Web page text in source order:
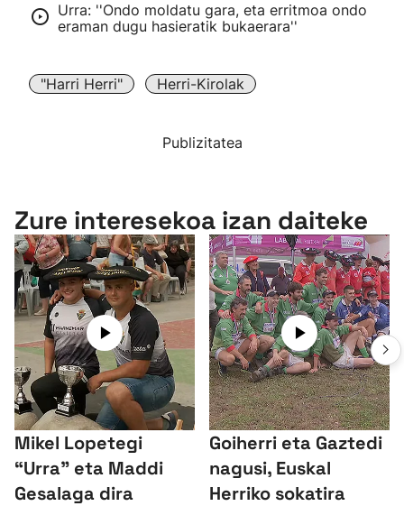
Urra: ''Ondo moldatu gara, eta erritmoa ondo
eraman dugu hasieratik bukaerara''
"Harri Herri" Herri-Kirolak
Publizitatea
Zure interesekoa izan daiteke
Mikel Lopetegi
“Urra” eta Maddi
Gesalaga dira
Goiherri eta Gaztedi
nagusi, Euskal
Herriko sokatira